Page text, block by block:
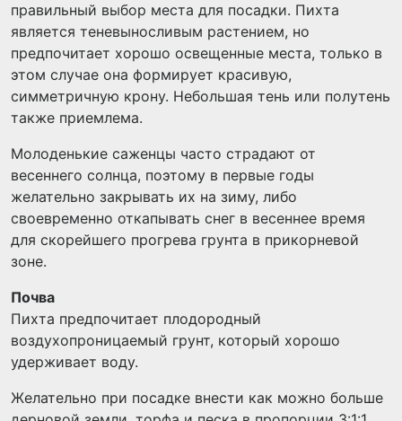
правильный выбор места для посадки. Пихта
является теневыносливым растением, но
предпочитает хорошо освещенные места, только в
этом случае она формирует красивую,
симметричную крону. Небольшая тень или полутень
также приемлема.
Молоденькие саженцы часто страдают от
весеннего солнца, поэтому в первые годы
желательно закрывать их на зиму, либо
своевременно откапывать снег в весеннее время
для скорейшего прогрева грунта в прикорневой
зоне.
Почва
Пихта предпочитает плодородный
воздухопроницаемый грунт, который хорошо
удерживает воду.
Желательно при посадке внести как можно больше